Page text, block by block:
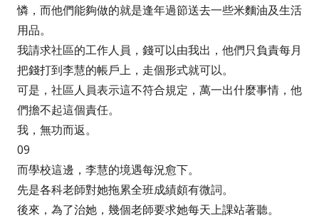
憐，而他們能夠做的就是逢年過節送去一些米麵油及生活
用品。
我請求社區的工作人員，錢可以由我出，他們只負責每月
把錢打到李慧的帳戶上，走個形式就可以。
可是，社區人員表示這不符合規定，萬一出什麼事情，他
們擔不起這個責任。
我，無功而返。
09
而學校這邊，李慧的境遇每況愈下。
先是各科老師對她拖累全班成績頗有微詞。
後來，為了治她，幾個老師要求她每天上課站著聽。